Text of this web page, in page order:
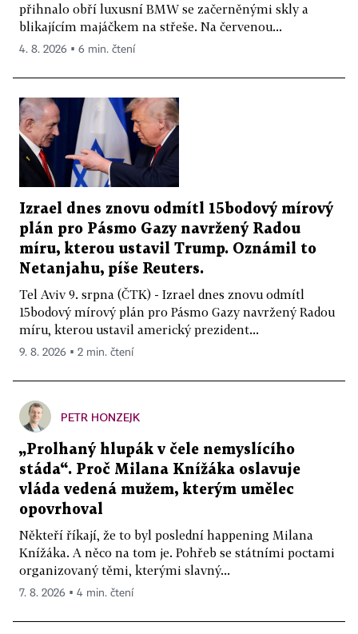
přihnalo obří luxusní BMW se začerněnými skly a
blikajícím majáčkem na střeše. Na červenou...
4. 8. 2026 ▪ 6 min. čtení
Izrael dnes znovu odmítl 15bodový mírový
plán pro Pásmo Gazy navržený Radou
míru, kterou ustavil Trump. Oznámil to
Netanjahu, píše Reuters.
Tel Aviv 9. srpna (ČTK) - Izrael dnes znovu odmítl
15bodový mírový plán pro Pásmo Gazy navržený Radou
míru, kterou ustavil americký prezident...
9. 8. 2026 ▪ 2 min. čtení
PETR HONZEJK
„Prolhaný hlupák v čele nemyslícího
stáda“. Proč Milana Knížáka oslavuje
vláda vedená mužem, kterým umělec
opovrhoval
Někteří říkají, že to byl poslední happening Milana
Knížáka. A něco na tom je. Pohřeb se státními poctami
organizovaný těmi, kterými slavný...
7. 8. 2026 ▪ 4 min. čtení